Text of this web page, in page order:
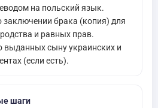
на польский язык.
заключении брака (копия) для
и равных прав.
сыну украинских и
(если есть).
шаги